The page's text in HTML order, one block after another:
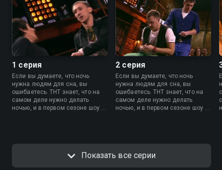
1 серия
Если вы думаете, что ночь
нужна людям для сна, вы
ошибаетесь. ТНТ знает, что на
самом деле нужно делать
ночью, и в первом сезоне шоу с
2 серия
Если вы думаете, что ночь
нужна людям для сна, вы
ошибаетесь. ТНТ знает, что на
самом деле нужно делать
ночью, и в первом сезоне шоу с
Показать все серии